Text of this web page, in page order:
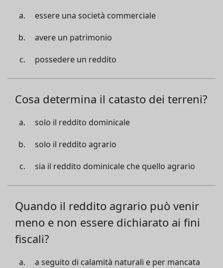
essere una società commerciale
avere un patrimonio
possedere un reddito
Cosa determina il catasto dei terreni?
solo il reddito dominicale
solo il reddito agrario
sia il reddito dominicale che quello agrario
Quando il reddito agrario può venir
meno e non essere dichiarato ai fini
fiscali?
a seguito di calamità naturali e per mancata